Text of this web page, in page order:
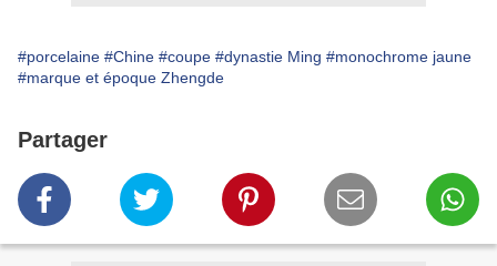
#porcelaine #Chine #coupe #dynastie Ming #monochrome jaune
#marque et époque Zhengde
Partager